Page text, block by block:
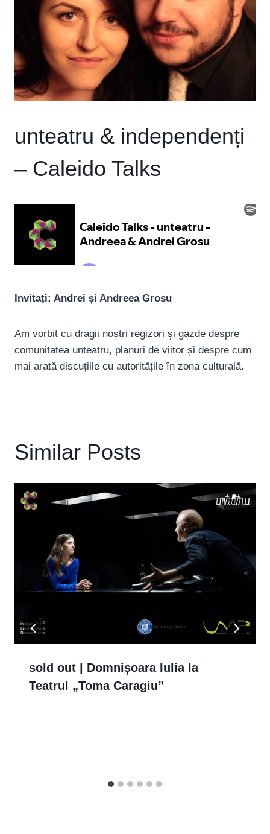
unteatru & independenți
– Caleido Talks
Invitați: Andrei și Andreea Grosu
Am vorbit cu dragii noștri regizori și gazde despre
comunitatea unteatru, planuri de viitor și despre cum
mai arată discuțiile cu autoritățile în zona culturală.
Similar Posts
sold out | Domnișoara Iulia la
Teatrul „Toma Caragiu”